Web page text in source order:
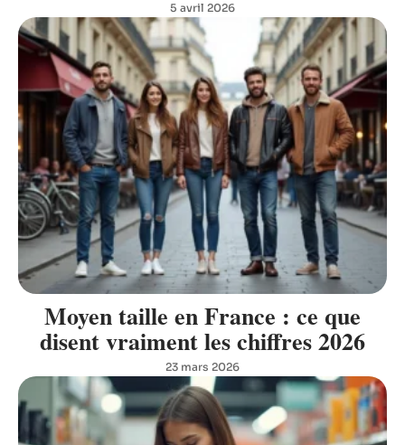
5 avril 2026
Moyen taille en France : ce que
disent vraiment les chiffres 2026
23 mars 2026